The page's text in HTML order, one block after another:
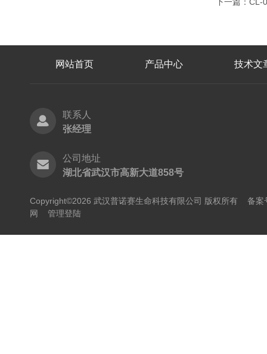
网站首页 产品中心 技术文
联系人
张经理
公司地址
湖北省武汉市高新大道858号
Copyright©2026 武汉普诺赛生命科技有限公司 版权所有 备案
网
管理登陆